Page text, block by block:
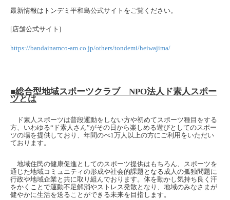
最新情報はトンデミ平和島公式サイトをご覧ください。
[店舗公式サイト]
https://bandainamco-am.co.jp/others/tondemi/heiwajima/
■総合型地域スポーツクラブ NPO法人ド素人スポー
ツとは
ド素人スポーツは普段運動をしない方や初めてスポーツ種目をする
方、いわゆる“ド素人さん”がその日から楽しめる遊びとしてのスポー
ツの場を提供しており、年間のべ1 万人以上の方にご利用をいただい
ております。
地域住民の健康促進としてのスポーツ提供はもちろん、スポーツを
通じた地域コミュニティの形成や社会的課題となる成人の孤独問題に
行政や地域企業と共に取り組んでおります。体を動かし気持ち良く汗
をかくことで運動不足解消やストレス発散となり、地域のみなさまが
健やかに生活を送ることができる未来を目指します。